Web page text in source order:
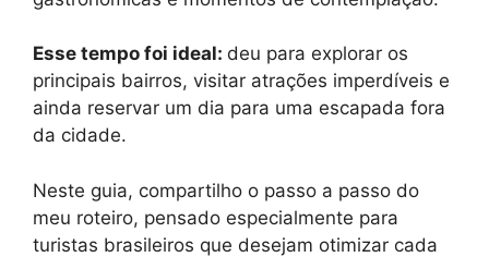
Esse tempo foi ideal: deu para explorar os
principais bairros, visitar atrações imperdíveis e
ainda reservar um dia para uma escapada fora
da cidade.
Neste guia, compartilho o passo a passo do
meu roteiro, pensado especialmente para
turistas brasileiros que desejam otimizar cada